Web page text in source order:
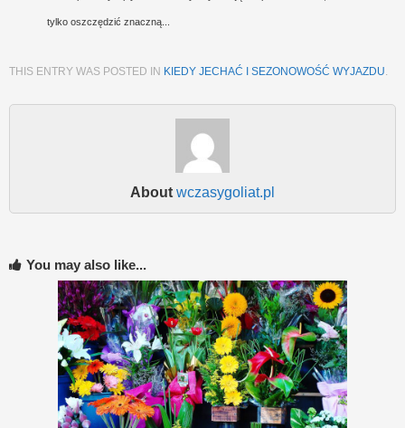
tylko oszczędzić znaczną...
THIS ENTRY WAS POSTED IN KIEDY JECHAĆ I SEZONOWOŚĆ WYJAZDU.
About wczasygoliat.pl
You may also like...